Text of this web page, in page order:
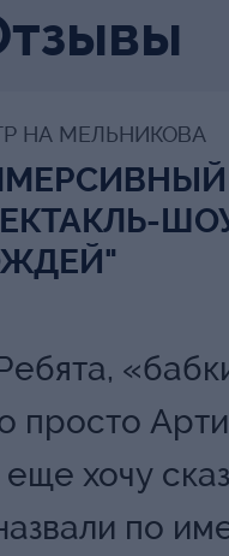
НА МЕЛЬНИКОВА
просто
хочу
по